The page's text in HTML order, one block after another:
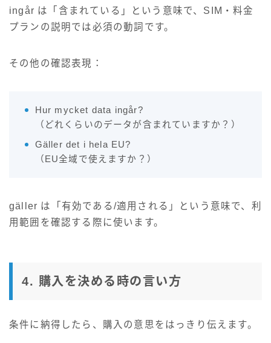
ingår は「含まれている」という意味で、SIM・料金
プランの説明では必須の動詞です。
その他の確認表現：
Hur mycket data ingår?
（どれくらいのデータが含まれていますか？）
Gäller det i hela EU?
（EU全域で使えますか？）
gäller は「有効である/適用される」という意味で、利
用範囲を確認する際に使います。
4. 購入を決める時の言い方
条件に納得したら、購入の意思をはっきり伝えます。